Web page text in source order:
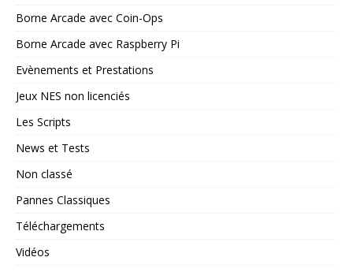
Borne Arcade avec Coin-Ops
Borne Arcade avec Raspberry Pi
Evènements et Prestations
Jeux NES non licenciés
Les Scripts
News et Tests
Non classé
Pannes Classiques
Téléchargements
Vidéos